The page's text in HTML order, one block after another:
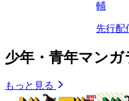
輔
先行配
少年・青年マン
もっと見る